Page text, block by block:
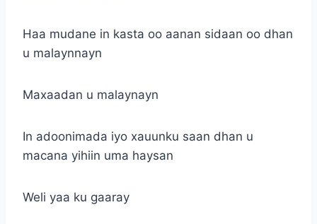
Haa mudane in kasta oo aanan sidaan oo dhan
u malaynnayn
Maxaadan u malaynayn
In adoonimada iyo xauunku saan dhan u
macana yihiin uma haysan
Weli yaa ku gaaray